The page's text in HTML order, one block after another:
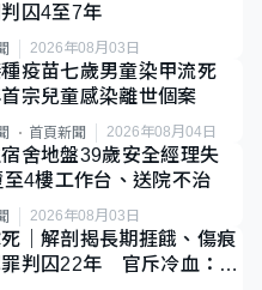
囚4至7年
2026年08月03日
疫苗七歲男童染甲流死
宗兒童感染離世個案
首頁新聞 2026年08月04日
舍地盤39歲安全經理失
4樓工作台、送院不治
2026年08月03日
｜解剖揭長期捱餓、傷痕
判囚22年 官斥冷血：同